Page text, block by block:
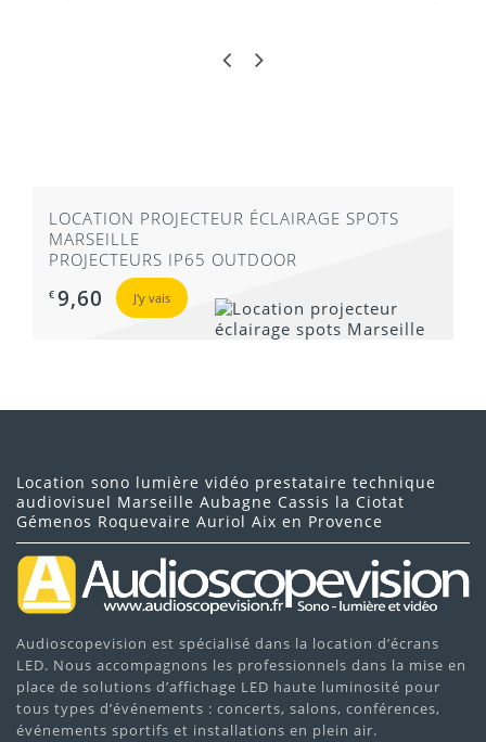
LOCATION PROJECTEUR ÉCLAIRAGE SPOTS
MARSEILLE
PROJECTEURS IP65 OUTDOOR
€ 9,60 J'y vais
Location sono lumière vidéo prestataire technique
audiovisuel Marseille Aubagne Cassis la Ciotat
Gémenos Roquevaire Auriol Aix en Provence
Audioscopevision est spécialisé dans la location d’écrans
LED. Nous accompagnons les professionnels dans la mise en
place de solutions d’affichage LED haute luminosité pour
tous types d’événements : concerts, salons, conférences,
événements sportifs et installations en plein air.